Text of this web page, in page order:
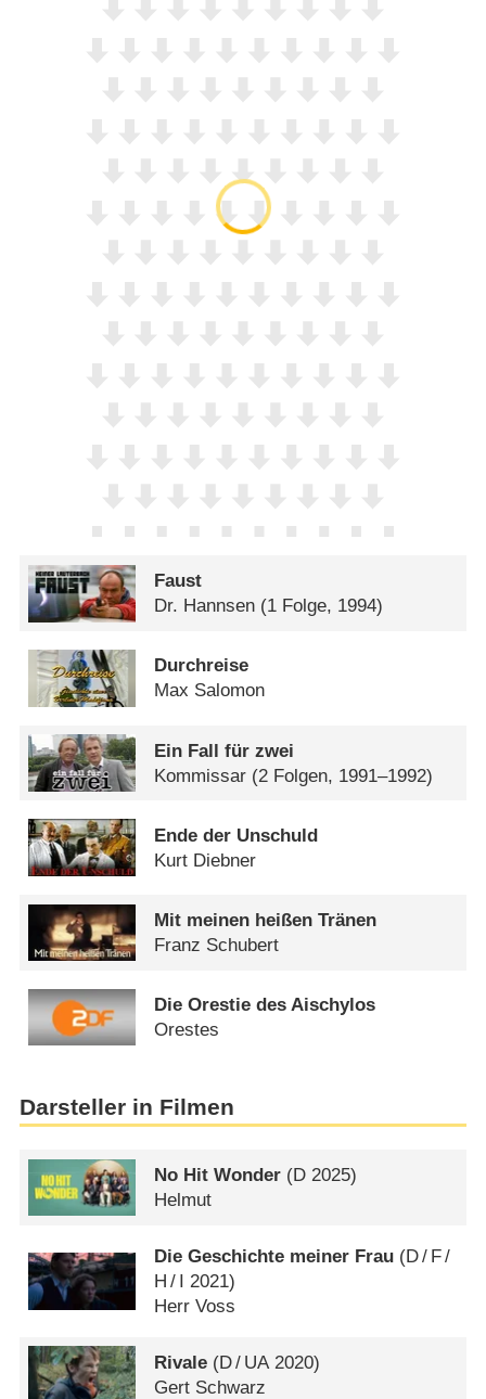
Faust
Dr. Hannsen (1 Folge, 1994)
Durchreise
Max Salomon
Ein Fall für zwei
Kommissar (2 Folgen, 1991–1992)
Ende der Unschuld
Kurt Diebner
Mit meinen heißen Tränen
Franz Schubert
Die Orestie des Aischylos
Orestes
Darsteller in Filmen
No Hit Wonder (D 2025)
Helmut
Die Geschichte meiner Frau (D/ F/
H / I 2021)
Herr Voss
Rivale (D/ UA 2020)
Gert Schwarz